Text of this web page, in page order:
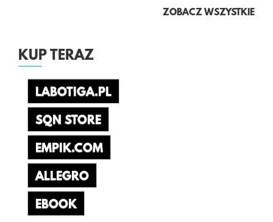
ZOBACZ WSZYSTKIE
KUP TERAZ
LABOTIGA.PL
SQN STORE
EMPIK.COM
ALLEGRO
EBOOK